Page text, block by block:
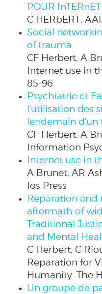
POUR
C HERbERT,
Social
of trauma
CF Herbert, A
Internet use in
85-96
Psychiatrie et
l'utilisation des
lendemain d'un
CF Herbert, A
Information
Internet use in
A Brunet, AR
Ios Press
Reparation and
aftermath of
Traditional
and Mental
C Herbert, C
Reparation for
Humanity: The
Un groupe de